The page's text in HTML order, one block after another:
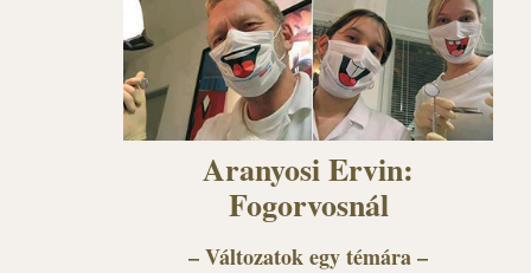
Aranyosi Ervin:
Fogorvosnál
– Változatok egy témára –